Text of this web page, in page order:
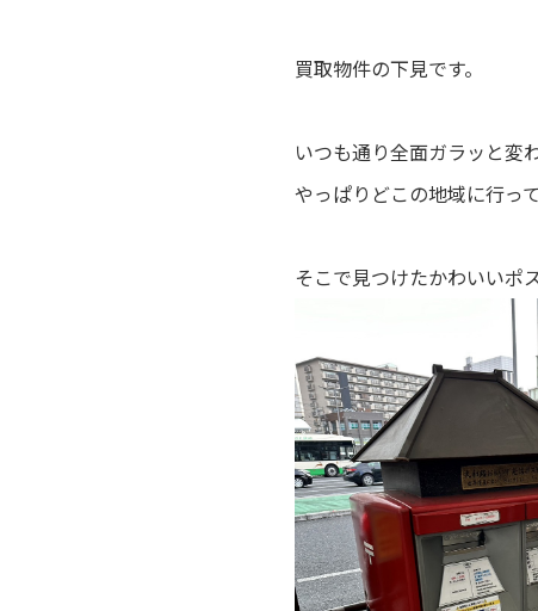
買取物件の下見です。
いつも通り全面ガラッと変
やっぱりどこの地域に行っ
そこで見つけたかわいいポ